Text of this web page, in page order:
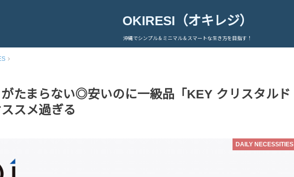
OKIRESI（オキレジ）
沖縄でシンプル＆ミニマル＆スマートな生き方を目指す！
たまらない◎安いのに一級品「KEY クリスタルド
スメ過ぎる
DAILY NECESSITIES